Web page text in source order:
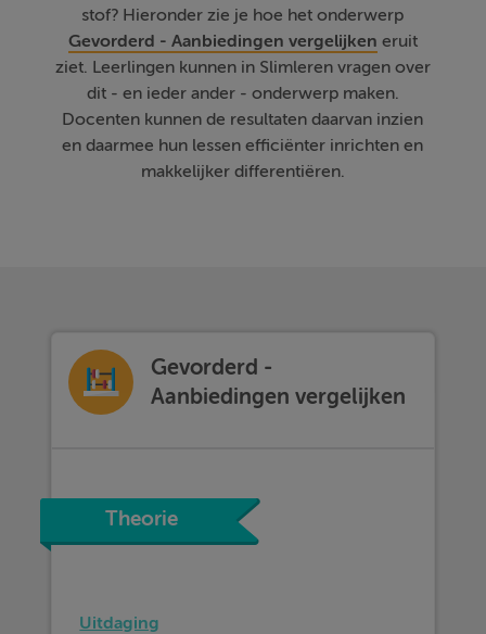
stof? Hieronder zie je hoe het onderwerp
Gevorderd - Aanbiedingen vergelijken eruit
ziet. Leerlingen kunnen in Slimleren vragen over
dit - en ieder ander - onderwerp maken.
Docenten kunnen de resultaten daarvan inzien
en daarmee hun lessen efficiënter inrichten en
makkelijker differentiëren.
Gevorderd -
Aanbiedingen vergelijken
Theorie
Uitdaging